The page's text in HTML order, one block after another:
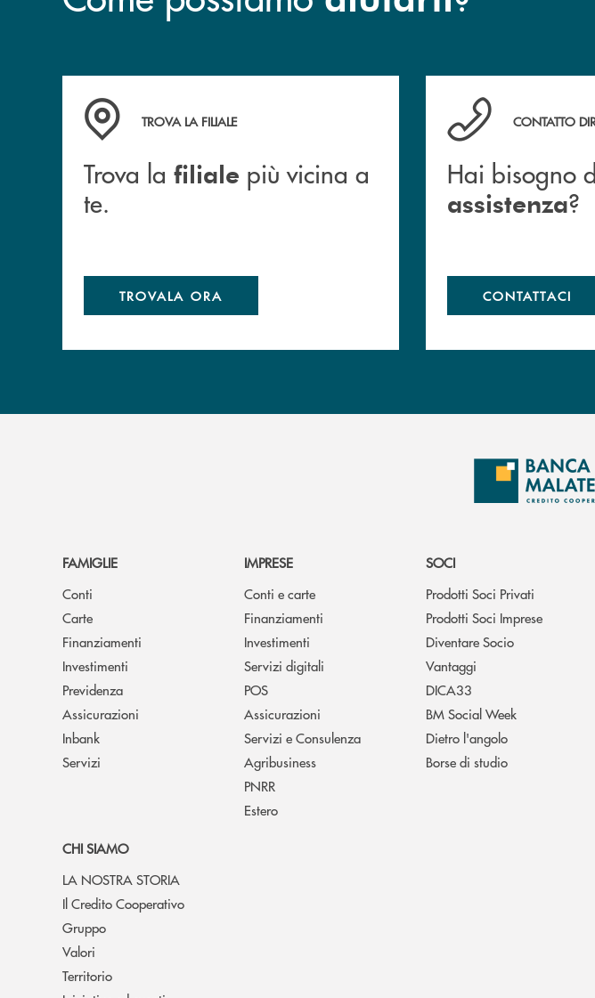
Trova la filiale più vicina a te.
TROVA LA FILIALE
Trova la filiale più vicina a
te.
TROVALA ORA
Hai bisogno di
CONTATTO
Hai bisogno
assistenza?
CONTATTACI
FAMIGLIE
Conti
Carte
Finanziamenti
Investimenti
Previdenza
Assicurazioni
Inbank
Servizi
IMPRESE
Conti e carte
Finanziamenti
Investimenti
Servizi digitali
POS
Assicurazioni
Servizi e Consulenza
Agribusiness
PNRR
Estero
SOCI
Prodotti Soci Privati
Prodotti Soci Imprese
Diventare Socio
Vantaggi
DICA33
BM Social Week
Dietro l'angolo
Borse di studio
CHI SIAMO
LA NOSTRA STORIA
Il Credito Cooperativo
Gruppo
Valori
Territorio